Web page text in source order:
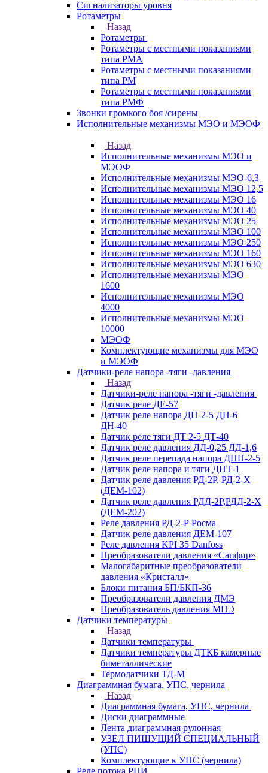
Сигнализаторы уровня
Ротаметры
Назад
Ротаметры
Ротаметры с местными показаниями
типа РМА
Ротаметры с местными показаниями
типа РМ
Ротаметры с местными показаниями
типа РМФ
Звонки громкого боя /сирены
Исполнительные механизмы МЭО и МЭОФ
Назад
Исполнительные механизмы МЭО и
МЭОФ
Исполнительные механизмы МЭО-6,3
Исполнительные механизмы МЭО 12,5
Исполнительные механизмы МЭО 16
Исполнительные механизмы МЭО 40
Исполнительные механизмы МЭО 25
Исполнительные механизмы МЭО 100
Исполнительные механизмы МЭО 250
Исполнительные механизмы МЭО 160
Исполнительные механизмы МЭО 630
Исполнительные механизмы МЭО
1600
Исполнительные механизмы МЭО
4000
Исполнительные механизмы МЭО
10000
МЭОФ
Комплектующие механизмы для МЭО
и МЭОФ
Датчики-реле напора -тяги -давления
Назад
Датчики-реле напора -тяги -давления
Датчик реле ДЕ-57
Датчик реле напора ДН-2-5 ДН-6
ДН-40
Датчик реле тяги ДТ 2-5 ДТ-40
Датчик реле давления ДД-0,25 ДД-1,6
Датчик реле перепада напора ДПН-2-5
Датчик реле напора и тяги ДНТ-1
Датчик реле давления РД-2Р, РД-2-Х
(ДЕМ-102)
Датчик реле давления РДД-2Р,РДД-2-Х
(ДЕМ-202)
Реле давления РД-2-Р Росма
Датчик реле давления ДЕМ-107
Реле давления KPI 35 Danfoss
Преобразователи давления «Сапфир»
Малогабаритные преобразователи
давления «Кристалл»
Блоки питания БП/БКП-36
Преобразователи давления ДМЭ
Преобразователь давления МПЭ
Датчики температуры
Назад
Датчики температуры
Датчики температуры ДТКБ камерные
биметаллические
Термодатчики ТД-М
Диаграммная бумага, УПС, чернила
Назад
Диаграммная бумага, УПС, чернила
Диски диаграммные
Лента диаграммная рулонная
УЗЕЛ ПИШУЩИЙ СПЕЦИАЛЬНЫЙ
(УПС)
Комплектующие к УПС (чернила)
Реле потока РПИ